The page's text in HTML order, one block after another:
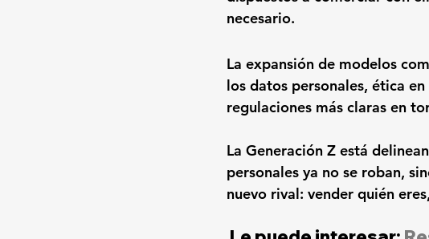
necesario.
La expansión de modelos
los datos personales, ética
regulaciones más claras en
La Generación Z está
personales ya no se roban,
nuevo rival: vender quién